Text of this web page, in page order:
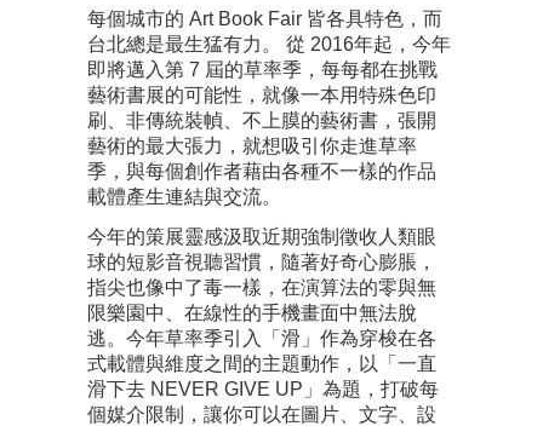
每個城市的 Art Book Fair 皆各具特色，而
台北總是最生猛有力。 從 2016年起，今年
即將邁入第 7 屆的草率季，每每都在挑戰
藝術書展的可能性，就像一本用特殊色印
刷、非傳統裝幀、不上膜的藝術書，張開
藝術的最大張力，就想吸引你走進草率
季，與每個創作者藉由各種不一樣的作品
載體產生連結與交流。
今年的策展靈感汲取近期強制徵收人類眼
球的短影音視聽習慣，隨著好奇心膨脹，
指尖也像中了毒一樣，在演算法的零與無
限樂園中、在線性的手機畫面中無法脫
逃。今年草率季引入「滑」作為穿梭在各
式載體與維度之間的主題動作，以「一直
滑下去 NEVER GIVE UP」為題，打破每
個媒介限制，讓你可以在圖片、文字、設